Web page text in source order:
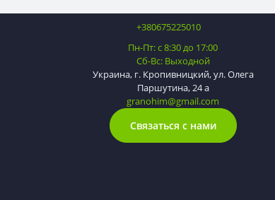
+380675225010
Пн-Пт: с 8:30 до 17:00
Сб-Вс: Выходной
Украина, г. Кропивницкий, ул. Олега
Паршутина, 24 а
granohim@gmail.com
Связаться с нами